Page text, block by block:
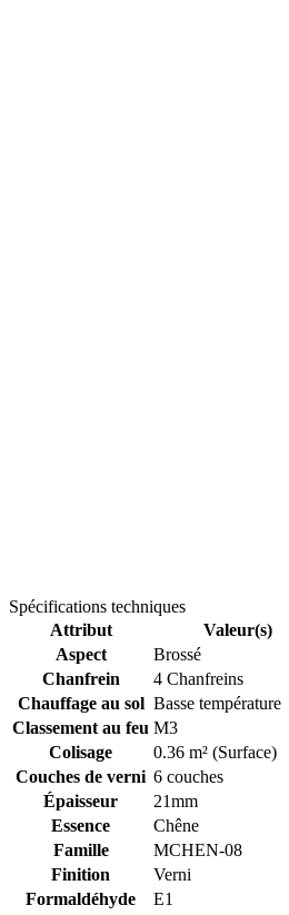
Spécifications techniques
Attribut
Valeur(s)
Aspect
Brossé
Chanfrein
4 Chanfreins
Chauffage au sol Basse température
Classement au feu M3
Colisage
0.36 m² (Surface)
Couches de verni 6 couches
Épaisseur
21mm
Essence
Chêne
Famille
MCHEN-08
Finition
Verni
Formaldéhyde
E1